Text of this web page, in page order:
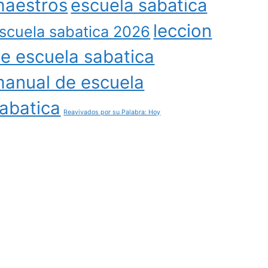
escuela sabatica
sabatica 2026 leccion
escuela sabatica
de escuela
Reavivados por su Palabra: Hoy